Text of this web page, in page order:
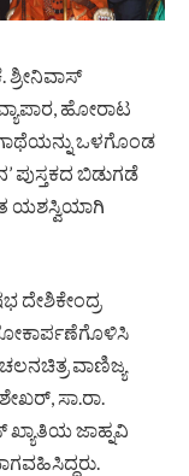
ಶ್ರೀನಿವಾಸ್
ಹೋರಾಟ
ಒಳಗೊಂಡ
ಪುಸ್ತಕದ ಬಿಡುಗಡೆ
ಯಶಸ್ವಿಯಾಗಿ
ದೇಶಿಕೇಂದ್ರ
ವಾಣಿಜ್ಯ
ಸಾ.ರಾ.
ಜಾಹ್ನವಿ